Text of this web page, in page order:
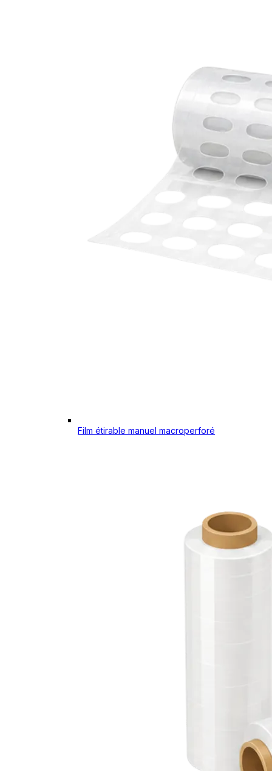
Film étirable manuel macroperforé